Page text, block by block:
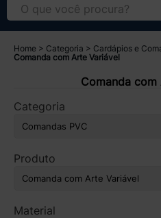
Home Categoria Cardápios e
Comanda com Arte Variável
Comanda com
Categoria
Produto
Material